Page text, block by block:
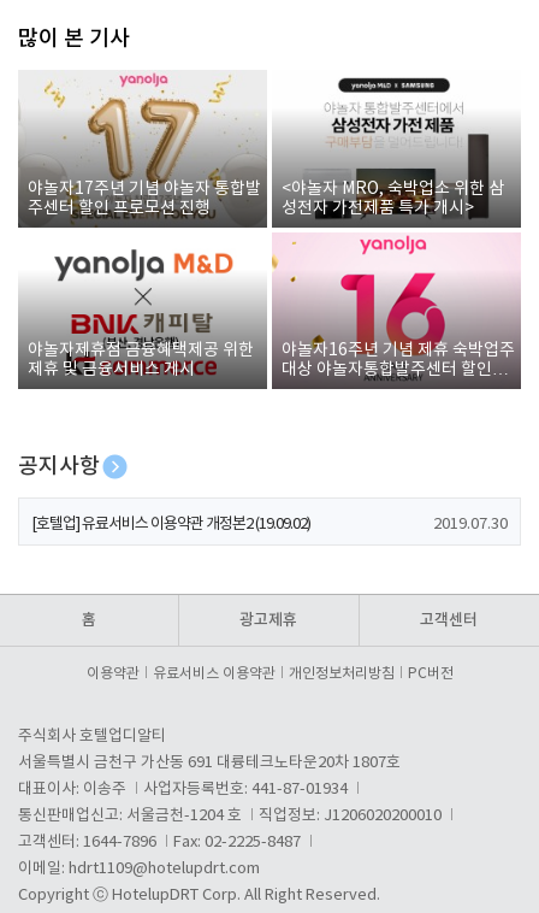
많이 본 기사
야놀자17주년 기념 야놀자 통합발
주센터 할인 프로모션 진행
<야놀자 MRO, 숙박업소 위한 삼
성전자 가전제품 특가 개시>
야놀자제휴점 금융혜택제공 위한
제휴 및 금융서비스 게시
야놀자16주년 기념 제휴 숙박업주
대상 야놀자통합발주센터 할인쿠
폰 증정
공지사항
[호텔업] 개인정보 처리방침 개정본1 (19.09.02)
[호텔업] 유료서비스 이용약관 개정본2 (19.09.02) 2019.07.30
홈 광고제휴 고객센터
이용약관 유료서비스 이용약관 개인정보처리방침 PC버전
주식회사 호텔업디알티
서울특별시 금천구 가산동 691 대륭테크노타운20차 1807호
대표이사: 이송주
사업자등록번호: 441-87-01934
통신판매업신고: 서울금천-1204 호
직업정보: J1206020200010
고객센터: 1644-7896
Fax: 02-2225-8487
이메일: hdrt1109@hotelupdrt.com
Copyright ⓒ HotelupDRT Corp. All Right Reserved.